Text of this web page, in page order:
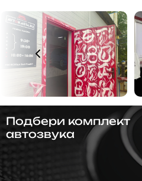
Подбери комплект
автозвука